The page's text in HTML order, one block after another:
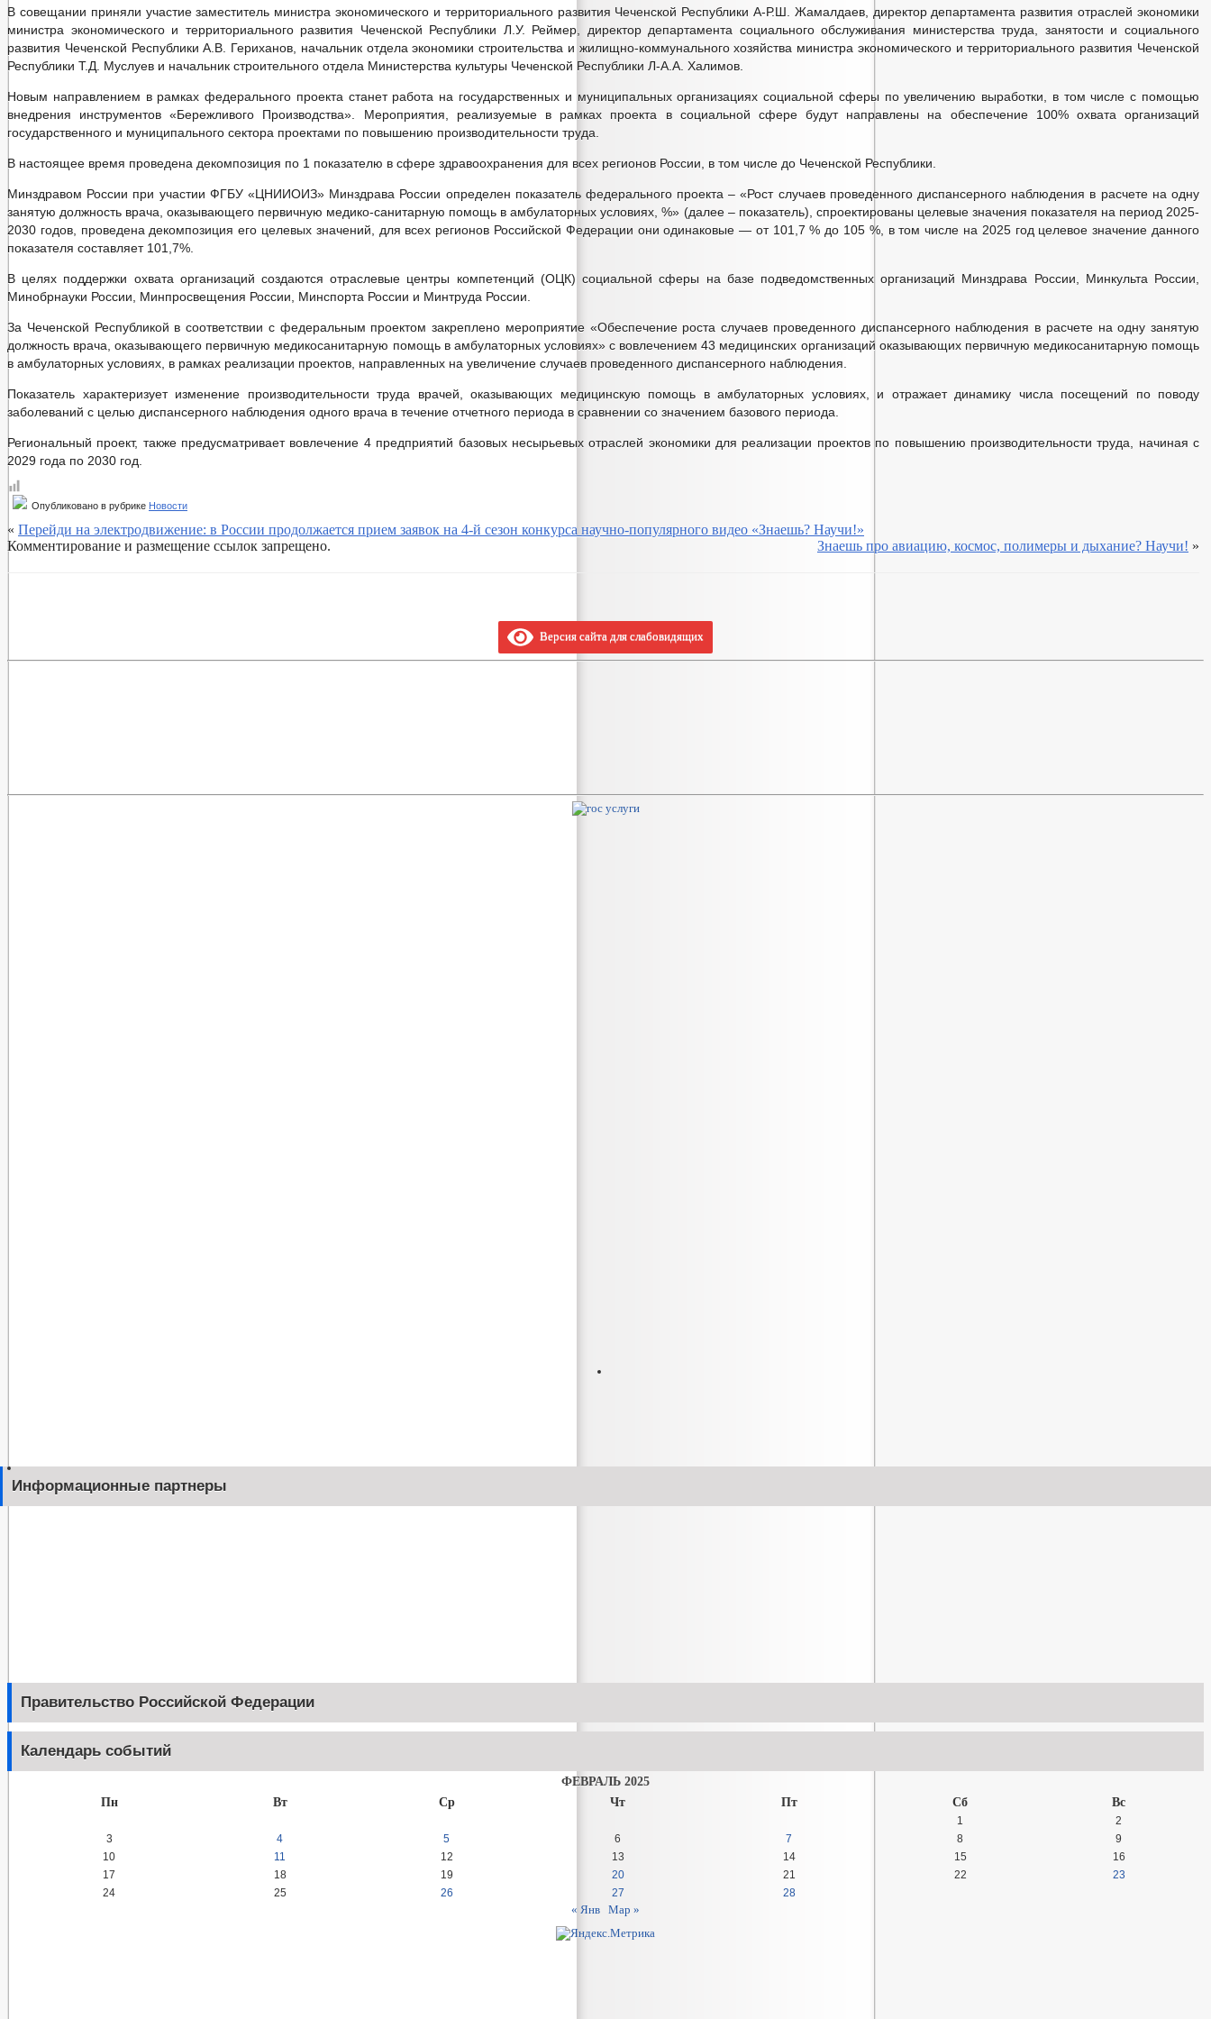
Информация о результатах проверок
ГО и ЧС
Совет депутатов
Задачи
Депутаты
Структура
Полномочия
НПА
Антикоррупционная экспертиза
Методические материалы
Формы документов, связанных с противодействием коррупции, для заполнения
Сведения о доходах, расходах, об имуществе и обязательствах имущественного характера
Обратная связь для сообщений о фактах коррупции
_
Устав
Решения
Проекты к обсуждению
Распоряжения администрации
Постановления администрации
Федеральные законы
Бюджет
Муниципальные услуги
Формы заявлений по муниципальным услугам
Муниципальные услуги
Нормативно-правовые акты
В совещании приняли участие заместитель министра экономического и территориального развития Чеченской Республики А-Р.Ш. Жамалдаев, директор департамента развития отраслей экономики
министра экономического и территориального развития Чеченской Республики Л.У. Реймер, директор департамента социального обслуживания министерства труда, занятости и социального
развития Чеченской Республики А.В. Гериханов, начальник отдела экономики строительства и жилищно-коммунального хозяйства министра экономического и территориального развития Чеченской
Республики Т.Д. Муслуев и начальник строительного отдела Министерства культуры Чеченской Республики Л-А.А. Халимов.
Новым направлением в рамках федерального проекта станет работа на государственных и муниципальных организациях социальной сферы по увеличению выработки, в том числе с помощью
внедрения инструментов «Бережливого Производства». Мероприятия, реализуемые в рамках проекта в социальной сфере будут направлены на обеспечение 100% охвата организаций
государственного и муниципального сектора проектами по повышению производительности труда.
В настоящее время проведена декомпозиция по 1 показателю в сфере здравоохранения для всех регионов России, в том числе до Чеченской Республики.
Минздравом России при участии ФГБУ «ЦНИИОИЗ» Минздрава России определен показатель федерального проекта – «Рост случаев проведенного диспансерного наблюдения в расчете на одну
занятую должность врача, оказывающего первичную медико-санитарную помощь в амбулаторных условиях, %» (далее – показатель), спроектированы целевые значения показателя на период 2025-
2030 годов, проведена декомпозиция его целевых значений, для всех регионов Российской Федерации они одинаковые — от 101,7 % до 105 %, в том числе на 2025 год целевое значение данного
показателя составляет 101,7%.
В целях поддержки охвата организаций создаются отраслевые центры компетенций (ОЦК) социальной сферы на базе подведомственных организаций Минздрава России, Минкульта России,
Минобрнауки России, Минпросвещения России, Минспорта России и Минтруда России.
За Чеченской Республикой в соответствии с федеральным проектом закреплено мероприятие «Обеспечение роста случаев проведенного диспансерного наблюдения в расчете на одну занятую
должность врача, оказывающего первичную медикосанитарную помощь в амбулаторных условиях» с вовлечением 43 медицинских организаций оказывающих первичную медикосанитарную помощь
в амбулаторных условиях, в рамках реализации проектов, направленных на увеличение случаев проведенного диспансерного наблюдения.
Показатель характеризует изменение производительности труда врачей, оказывающих медицинскую помощь в амбулаторных условиях, и отражает динамику числа посещений по поводу
заболеваний с целью диспансерного наблюдения одного врача в течение отчетного периода в сравнении со значением базового периода.
Региональный проект, также предусматривает вовлечение 4 предприятий базовых несырьевых отраслей экономики для реализации проектов по повышению производительности труда, начиная с
2029 года по 2030 год.
Опубликовано в рубрике Новости
« Перейди на электродвижение: в России продолжается прием заявок на 4-й сезон конкурса научно-популярного видео «Знаешь? Научи!»
Знаешь про авиацию, космос, полимеры и дыхание? Научи! »
Комментирование и размещение ссылок запрещено.
Версия сайта для слабовидящих
Информационные партнеры
Правительство Российской Федерации
Календарь событий
ФЕВРАЛЬ 2025
Пн
Вт Ср Чт Пт Сб Вс
1
2
3
4 5 6 7 8
9
10
11 12 13 14 15
16
17
18 19 20 21 22
23
24
25 26 27 28
« Янв Мар »